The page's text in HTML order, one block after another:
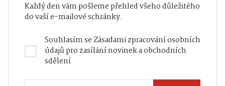
Každý den vám pošleme přehled všeho důležitého
do vaší e-mailové schránky.
Souhlasím seZásadami zpracování osobních
údajůpro zasílání novinek a obchodních
sdělení